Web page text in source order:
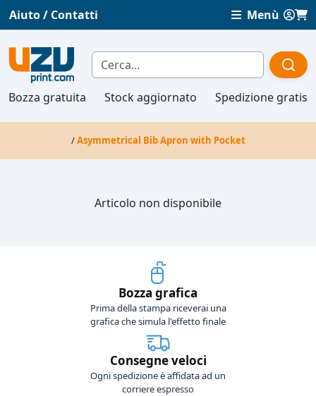
Aiuto / Contatti Menù
Bozza gratuita Stock aggiornato Spedizione gratis
/Asymmetrical Bib Apron with Pocket
Articolo non disponibile
Bozza grafica
Prima della stampa riceverai una
grafica che simula l'effetto finale
Consegne veloci
Ogni spedizione è affidata ad un
corriere espresso